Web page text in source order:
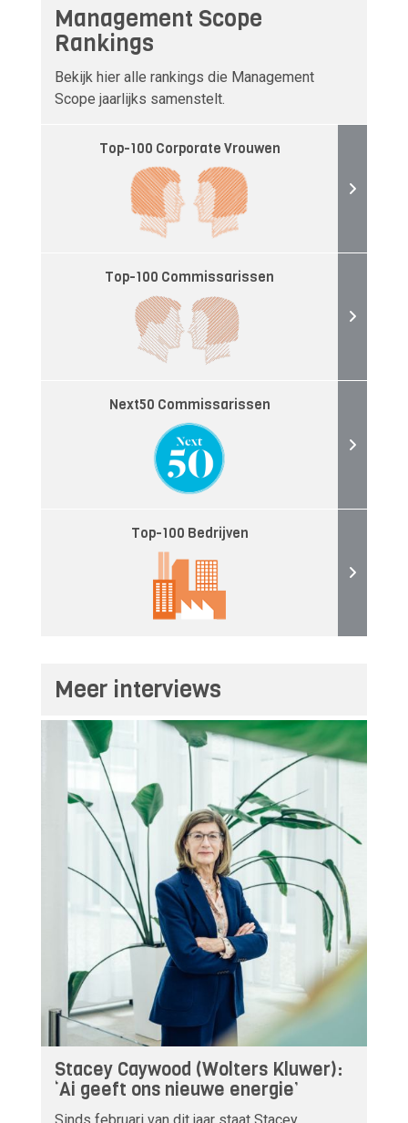
Management Scope
Rankings
Bekijk hier alle rankings die Management
Scope jaarlijks samenstelt.
Top-100 Corporate Vrouwen
Top-100 Commissarissen
Next50 Commissarissen
Top-100 Bedrijven
Meer interviews
Stacey Caywood (Wolters Kluwer):
‘Ai geeft ons nieuwe energie’